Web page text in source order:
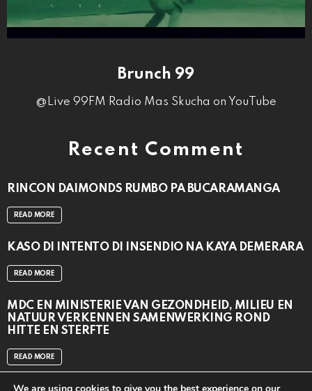
Brunch 99
@Live 99FM Radio Mas Skucha on YouTube
Recent Comment
RINCON DAIMONDS RUMBO PA BUCARAMANGA
READ MORE
KASO DI INTENTO DI INSENDIO NA KAYA DEMERARA
READ MORE
MDC EN MINISTERIE VAN GEZONDHEID, MILIEU EN
NATUUR VERKENNEN SAMENWERKING ROND
HITTE EN STERFTE
READ MORE